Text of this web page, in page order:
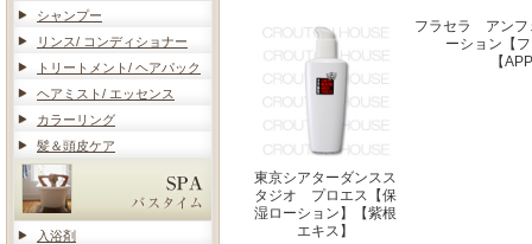
シャンプー
リンス/ コンディショナー
トリートメント/ ヘアパック
ヘアミスト/ エッセンス
カラーリング
髪＆頭皮ケア
入浴剤
東京シアターダンスス
タジオ プロエス【保
湿ローション】【紫根
エキス】
フラセラ アンフ
ーション【
【